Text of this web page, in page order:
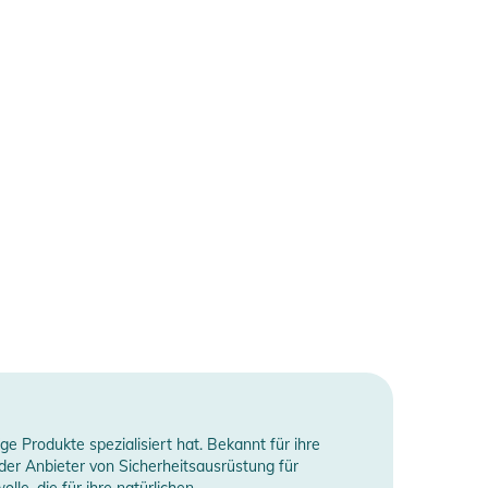
Produkte spezialisiert hat. Bekannt für ihre
Anbieter von Sicherheitsausrüstung für